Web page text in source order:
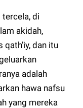
di
akidah,
dan itu
adalah
hawa nafsu
yang mereka